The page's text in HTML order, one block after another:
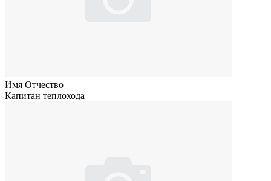
Имя Отчество
Капитан теплохода